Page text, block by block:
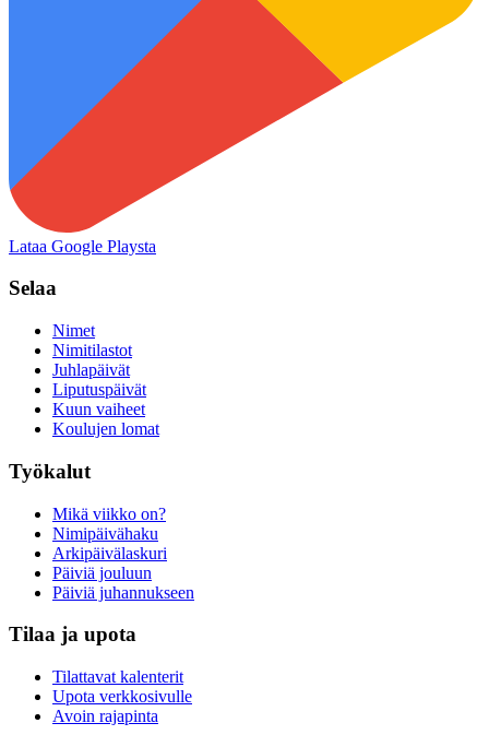
Lataa Google Playsta
Selaa
Nimet
Nimitilastot
Juhlapäivät
Liputuspäivät
Kuun vaiheet
Koulujen lomat
Työkalut
Mikä viikko on?
Nimipäivähaku
Arkipäivälaskuri
Päiviä jouluun
Päiviä juhannukseen
Tilaa ja upota
Tilattavat kalenterit
Upota verkkosivulle
Avoin rajapinta